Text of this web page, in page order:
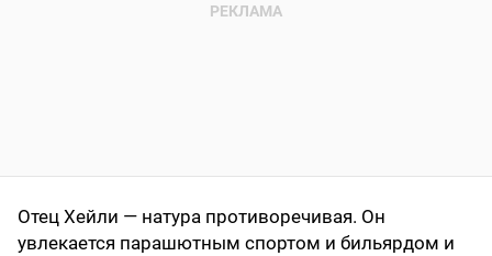
Отец Хейли — натура противоречивая. Он
увлекается парашютным спортом и бильярдом и